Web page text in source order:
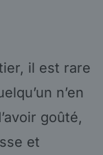
il est rare
n’en
goûté,
et